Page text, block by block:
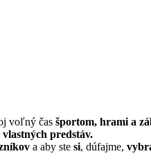
voľný čas športom, hrami a
predstáv.
a aby ste si, dúfajme,